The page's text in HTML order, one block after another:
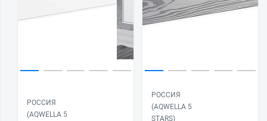
РОССИЯ
(AQWELLA 5
РОССИЯ
(AQWELLA 5
STARS)